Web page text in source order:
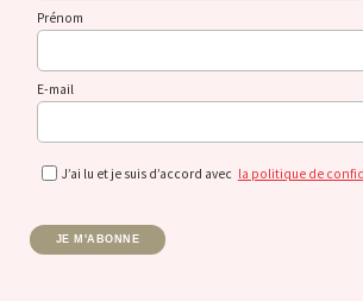
Prénom
E-mail
J’ai lu et je suis d’accord avec la politique de
JE M'ABONNE